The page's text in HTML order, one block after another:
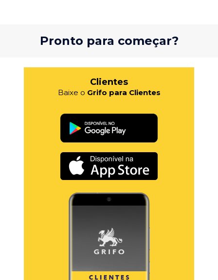
Pronto para começar?
Clientes
Baixe o Grifo para Clientes